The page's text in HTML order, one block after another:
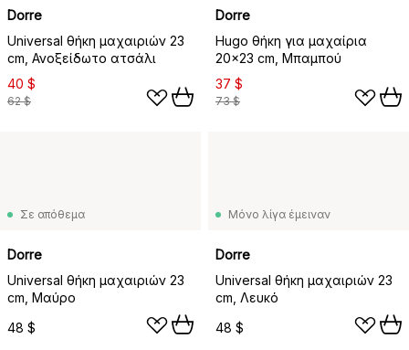
Dorre
Universal θήκη μαχαιριών 23
cm, Ανοξείδωτο ατσάλι
40 $
62 $
Dorre
Hugo θήκη για μαχαίρια
20x23 cm, Μπαμπού
37 $
73 $
Σε απόθεμα
Dorre
Universal θήκη μαχαιριών 23
cm, Μαύρο
48 $
Μόνο λίγα έμειναν
Dorre
Universal θήκη μαχαιριών 23
cm, Λευκό
48 $